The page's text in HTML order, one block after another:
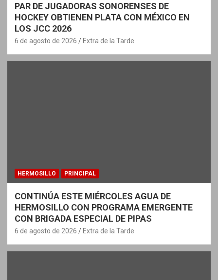
PAR DE JUGADORAS SONORENSES DE
HOCKEY OBTIENEN PLATA CON MÉXICO EN
LOS JCC 2026
6 de agosto de 2026 Extra de la Tarde
HERMOSILLO PRINCIPAL
CONTINÚA ESTE MIÉRCOLES AGUA DE
HERMOSILLO CON PROGRAMA EMERGENTE
CON BRIGADA ESPECIAL DE PIPAS
6 de agosto de 2026 Extra de la Tarde